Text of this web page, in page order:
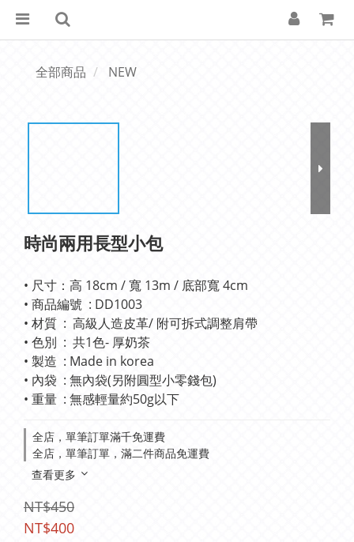
全部商品 NEW
時尚兩用長型小包
• 尺寸：高 18cm / 寬 13m / 底部寬 4cm
• 商品編號  : DD1003
• 材質  :  高級人造皮革/ 附可拆式調整肩帶
• 色別  :  共1色- 厚奶茶
• 製造  : Made in korea
• 內袋  : 無內袋(另附圓型小零錢包)
• 重量  : 無感輕量約50g以下
全店，單筆訂單滿千免運費
全店，單筆訂單，滿二件商品免運費
查看更多
NT$450
NT$400